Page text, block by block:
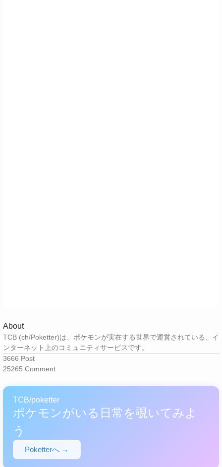
About
TCB (ch/Poketter)は、ポケモンが実在する世界で運営されている、イ
ンターネット上のコミュニティサービスです。
3666 Post
25265 Comment
TCB/poketter
ポケモンがいる日常を覗いてみよ
う
Poketterへ →